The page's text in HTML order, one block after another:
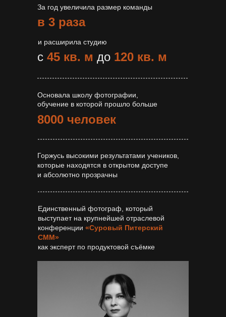
с 45 кв. м до 120 кв. м
Единственный фотограф, который
выступает на крупнейшей отраслевой
конференции «Cуровый Питерский
СММ»
как эксперт по продуктовой съёмке
Основала школу фотографии,
обучение в которой прошло больше
Горжусь высокими результатами учеников,
которые находятся в открытом доступе
и абсолютно прозрачны
8000 человек
За год увеличила размер команды
и расширила студию
в 3 раза